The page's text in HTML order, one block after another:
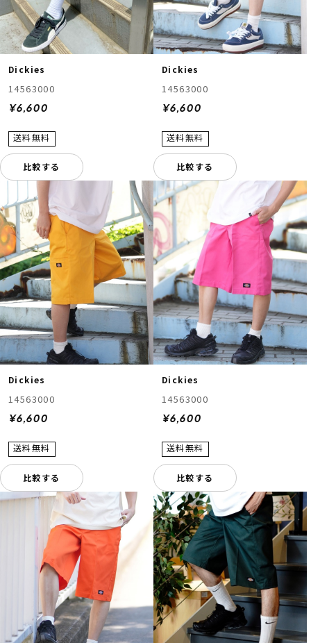
Dickies
14563000
¥6,600
比較する
Dickies
14563000
¥6,600
比較する
Dickies
14563000
¥6,600
比較する
Dickies
14563000
¥6,600
比較する